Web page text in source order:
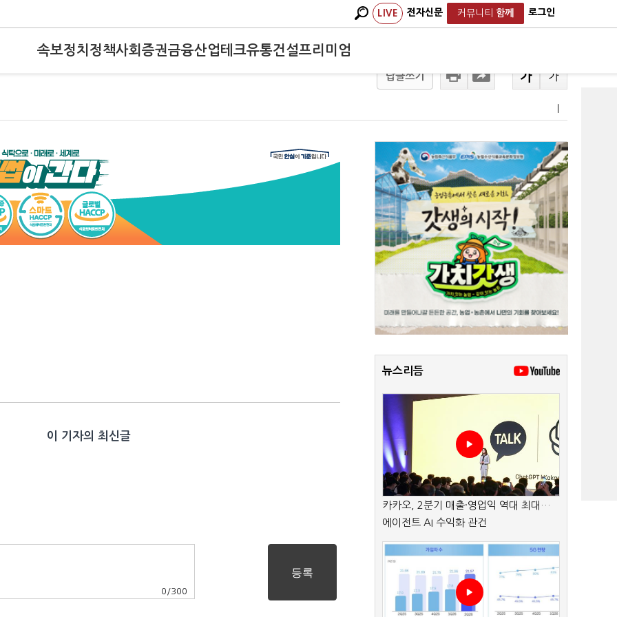
LIVE 전자신문 커뮤니티 함께 로그인
속보정치 정책사회 증권금융산업테크유통건설프리미엄
답글쓰기
이 기자의 최신글
0 /300
뉴스리듬
카카오, 2분기 매출·영업익 역대 최대…
에이전트 AI 수익화 관건